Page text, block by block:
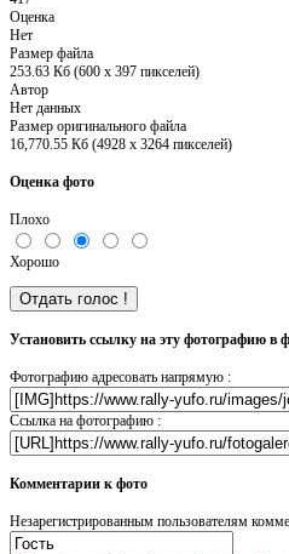
Оценка
Нет
Размер файла
253.63 Кб (600 x 397 пикселей)
Автор
Нет данных
Размер оригинального файла
16,770.55 Кб (4928 x 3264 пикселей)
Оценка фото
Плохо
Хорошо
Установить ссылку на эту фотографию в
Фотографию адресовать напрямую :
Ссылка на фотографию :
Комментарии к фото
Незарегистрированным пользователям